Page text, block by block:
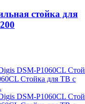
стойка для